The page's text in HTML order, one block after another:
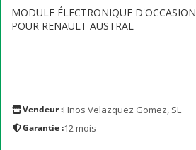
MODULE ÉLECTRONIQUE D'OCCASION
POUR RENAULT AUSTRAL
Vendeur :Hnos Velazquez Gomez, SL
Garantie :12 mois